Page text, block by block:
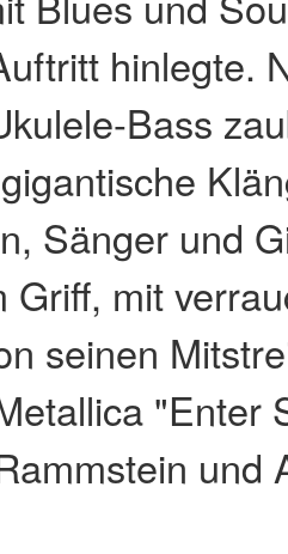
hinlegte.
Bass
Sänger und
Griff, mit
seinen
"Enter
und